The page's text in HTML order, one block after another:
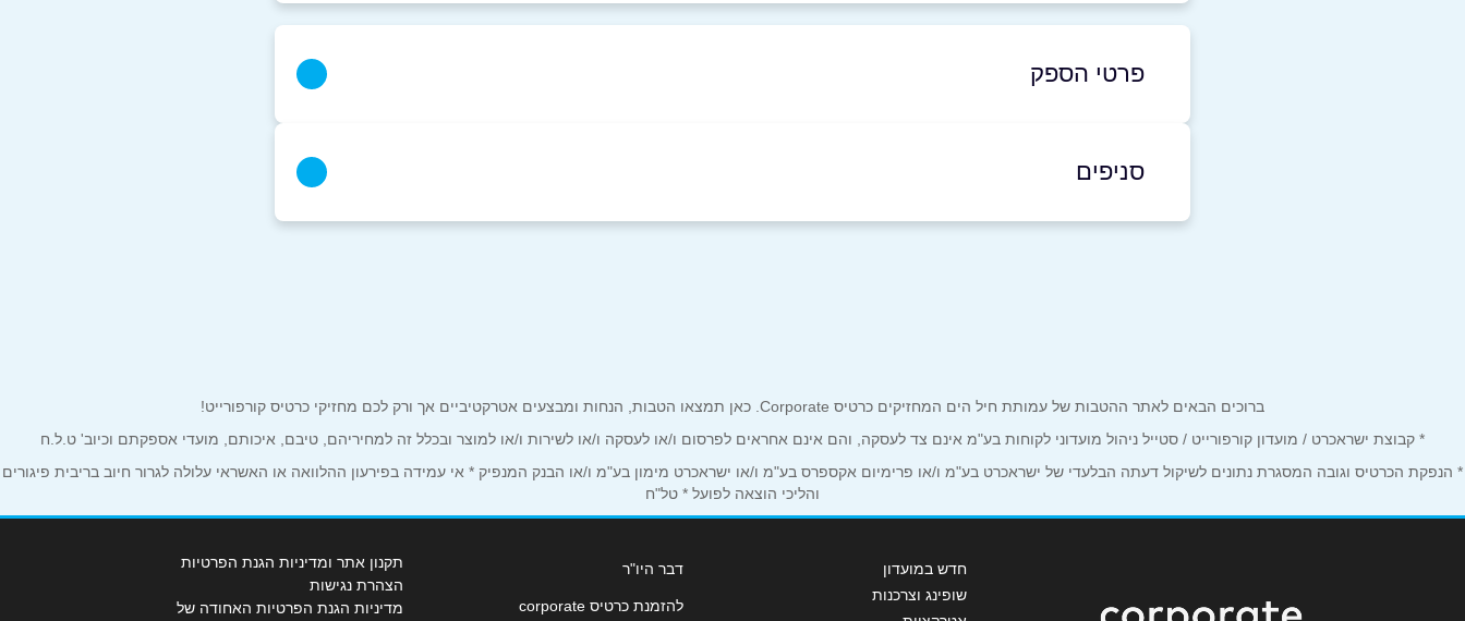
פרטי הספק
הודעה*
סניפים
דבוריה
ברוכים הבאים לאתר ההטבות של עמותת חיל הים המחזיקים כרטיס Corporate. כאן תמצאו הטבות, הנחות ומבצעים אטרקטיביים אך ורק לכם מחזיקי כרטיס קורפורייט!
* קבוצת ישראכרט / מועדון קורפורייט / סטייל ניהול מועדוני לקוחות בע"מ אינם צד לעסקה, והם אינם אחראים לפרסום ו/או לעסקה ו/או לשירות ו/או למוצר ובכלל זה למחיריהם, טיבם, איכותם, מועדי אספקתם וכיוב' ט.ל.ח
* הנפקת הכרטיס וגובה המסגרת נתונים לשיקול דעתה הבלעדי של ישראכרט בע"מ ו/או פרימיום אקספרס בע"מ ו/או ישראכרט מימון בע"מ ו/או הבנק המנפיק * אי עמידה בפירעון ההלוואה או האשראי עלולה לגרור חיוב בריבית פיגורים
והליכי הוצאה לפועל * טל"ח
חדש במועדון
שופינג וצרכנות
דבר היו"ר
להזמנת כרטיס corporate
תקנון אתר ומדיניות הגנת הפרטיות
הצהרת נגישות
מדיניות הגנת הפרטיות האחודה של